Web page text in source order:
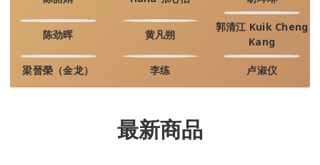
陈劲晖 黄凡朔
郭清江 Kuik Cheng
Kang
梁晉榮（金龙） 李练 卢淑仪
最新商品